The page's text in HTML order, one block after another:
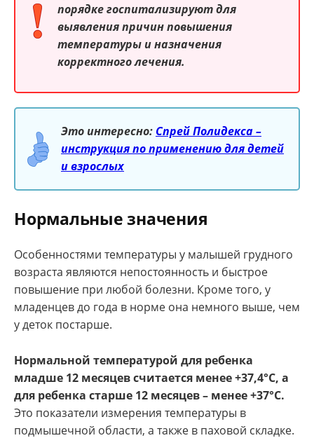
порядке госпитализируют для
выявления причин повышения
температуры и назначения
корректного лечения.
Это интересно: Спрей Полидекса –
инструкция по применению для детей
и взрослых
Нормальные значения
Особенностями температуры у малышей грудного
возраста являются непостоянность и быстрое
повышение при любой болезни. Кроме того, у
младенцев до года в норме она немного выше, чем
у деток постарше.
Нормальной температурой для ребенка
младше 12 месяцев считается менее +37,4°С, а
для ребенка старше 12 месяцев – менее +37°С.
Это показатели измерения температуры в
подмышечной области, а также в паховой складке.